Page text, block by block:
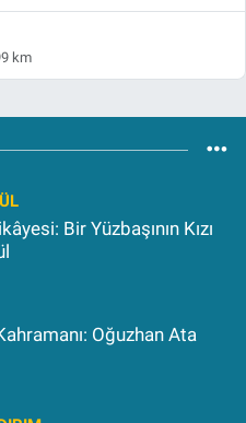
km
Bir Yüzbaşının Kızı
Oğuzhan Ata